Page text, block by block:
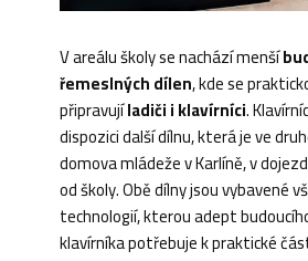
V areálu školy se nachází menší
řemeslných dílen, kde se
připravujíladiči i klavírníci.
dispozici další dílnu, která je ve
domova mládeže v Karlíně, v
od školy. Obě dílny jsou vybavené
technologií, kterou adept
klavírníka potřebuje k praktické